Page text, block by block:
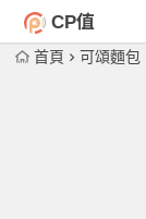
CP值
首頁 可頌麵包